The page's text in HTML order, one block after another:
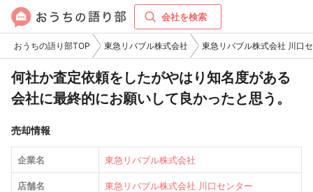
会社を検索
おうちの語り部TOP 東急リバブル株式会社 東急リバブル株式会社 川口
何社か査定依頼をしたがやはり知名度がある
会社に最終的にお願いして良かったと思う。
売却情報
企業名 東急リバブル株式会社
店舗名 東急リバブル株式会社 川口センター